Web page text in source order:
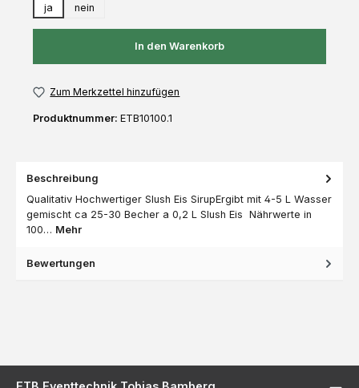
ja
nein
In den Warenkorb
Zum Merkzettel hinzufügen
Produktnummer: ETB10100.1
Beschreibung
Qualitativ Hochwertiger Slush Eis SirupErgibt mit 4-5 L Wasser
gemischt ca 25-30 Becher a 0,2 L Slush Eis Nährwerte in
100… Mehr
Bewertungen